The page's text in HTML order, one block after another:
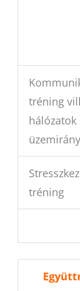
tréning
hálózatok
tréning